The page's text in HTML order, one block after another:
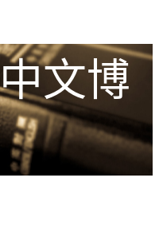
文博